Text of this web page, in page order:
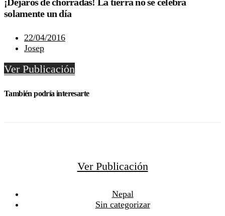
solamente un día
22/04/2016
Josep
Ver Publicación
También podría interesarte
Ver Publicación
Nepal
Sin categorizar